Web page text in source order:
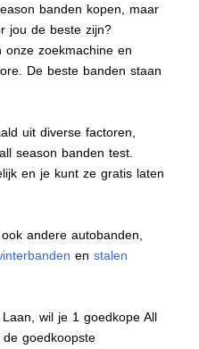
banden kopen, maar
jou de beste zijn?
onze zoekmachine en
De beste banden staan
uit diverse factoren,
season banden test.
en je kunt ze gratis laten
andere autobanden,
enstalen
wil je 1 goedkope All
goedkoopste